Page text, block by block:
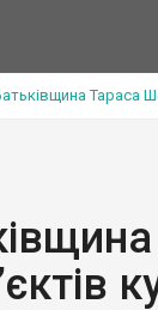
Тараса